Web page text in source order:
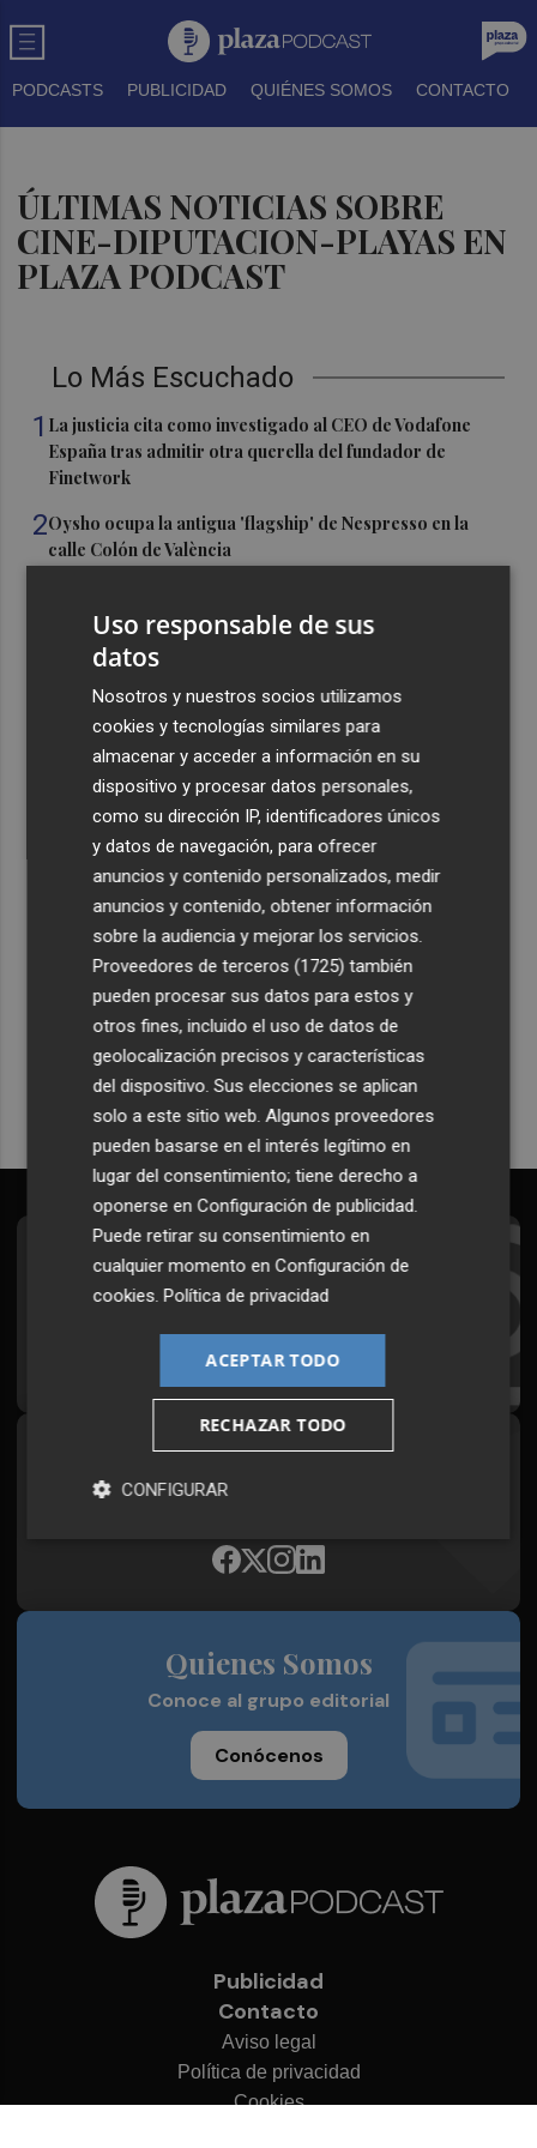
PODCASTS PUBLICIDAD QUIÉNES SOMOS CONTACTO
ÚLTIMAS NOTICIAS SOBRE
CINE-DIPUTACION-PLAYAS EN
PLAZA PODCAST
Lo Más Escuchado
1 La justicia cita como investigado al CEO de Vodafone
España tras admitir otra querella del fundador de
Finetwork
2Oysho ocupa la antigua 'flagship' de Nespresso en la
calle Colón de València
la atención al nacimiento
El proyecto 'Gramola' evalúa estrategias sostenibles
para reducir las alteraciones internas de la granada
mollar de Elche
El talento murciano conquista Cimeria: Dagnino ilustra
'Aguas peligrosas' de Conan el Bárbaro
Recibe toda la actualidad de
Plaza Podcast en tu correo
Quiero suscribirme
Suscríbete al Boletín
Todos los días a primera hora en tu email
¡Quiero suscribirme!
Síguenos en redes
Plaza Podcast, desde cualquier medio
Quienes Somos
Conoce al grupo editorial
Conócenos
Publicidad
Contacto
Aviso legal
Política de privacidad
Cookies
Uso responsable de sus
datos
Nosotros y nuestros socios utilizamos
cookies y tecnologías similares para
almacenar y acceder a información en su
dispositivo y procesar datos personales,
como su dirección IP, identificadores únicos
y datos de navegación, para ofrecer
anuncios y contenido personalizados, medir
anuncios y contenido, obtener información
sobre la audiencia y mejorar los servicios.
Proveedores de terceros (1725) también
pueden procesar sus datos para estos y
otros fines, incluido el uso de datos de
geolocalización precisos y características
del dispositivo. Sus elecciones se aplican
solo a este sitio web. Algunos proveedores
pueden basarse en el interés legítimo en
lugar del consentimiento; tiene derecho a
oponerse enConfiguración de publicidad.
Puede retirar su consentimiento en
cualquier momento enConfiguración de
cookies.Política de privacidad
ACEPTAR TODO
RECHAZAR TODO
CONFIGURAR